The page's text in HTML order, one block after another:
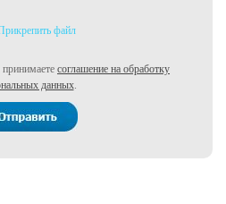
файл
соглашение на обработку
данных.